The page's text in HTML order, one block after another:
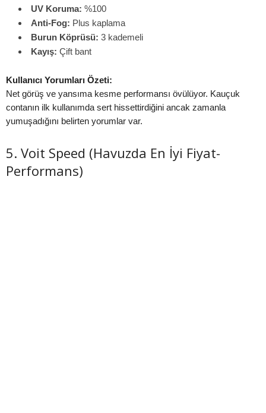
UV Koruma: %100
Anti-Fog: Plus kaplama
Burun Köprüsü: 3 kademeli
Kayış: Çift bant
Kullanıcı Yorumları Özeti:
Net görüş ve yansıma kesme performansı övülüyor. Kauçuk
contanın ilk kullanımda sert hissettirdiğini ancak zamanla
yumuşadığını belirten yorumlar var.
5. Voit Speed (Havuzda En İyi Fiyat-
Performans)